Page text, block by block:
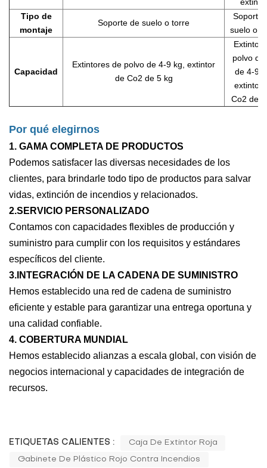
Tipo de
montaje
Soporte de suelo o torre
Soporte
suelo o
Capacidad
Extintores de polvo de 4-9 kg, extintor
de Co2 de 5 kg
Extintor
polvo
de 4-9
extintor
Co2 de
Por qué elegirnos
1. GAMA COMPLETA DE PRODUCTOS
Podemos satisfacer las diversas necesidades de los
clientes, para brindarle todo tipo de productos para salvar
vidas, extinción de incendios y relacionados.
2.SERVICIO PERSONALIZADO
Contamos con capacidades flexibles de producción y
suministro para cumplir con los requisitos y estándares
específicos del cliente.
3.INTEGRACIÓN DE LA CADENA DE SUMINISTRO
Hemos establecido una red de cadena de suministro
eficiente y estable para garantizar una entrega oportuna y
una calidad confiable.
4. COBERTURA MUNDIAL
Hemos establecido alianzas a escala global, con visión de
negocios internacional y capacidades de integración de
recursos.
ETIQUETAS CALIENTES : Caja De Extintor Roja
Gabinete De Plástico Rojo Contra Incendios